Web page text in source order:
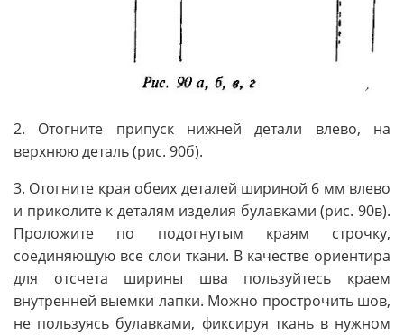
2. Отогните припуск нижней детали влево, на
верхнюю деталь (рис. 90б).
3. Отогните края обеих деталей шириной 6 мм влево
и приколите к деталям изделия булавками (рис. 90в).
Проложите по подогнутым краям строчку,
соединяющую все слои ткани. В качестве ориентира
для отсчета ширины шва пользуйтесь краем
внутренней выемки лапки. Можно прострочить шов,
не пользуясь булавками, фиксируя ткань в нужном